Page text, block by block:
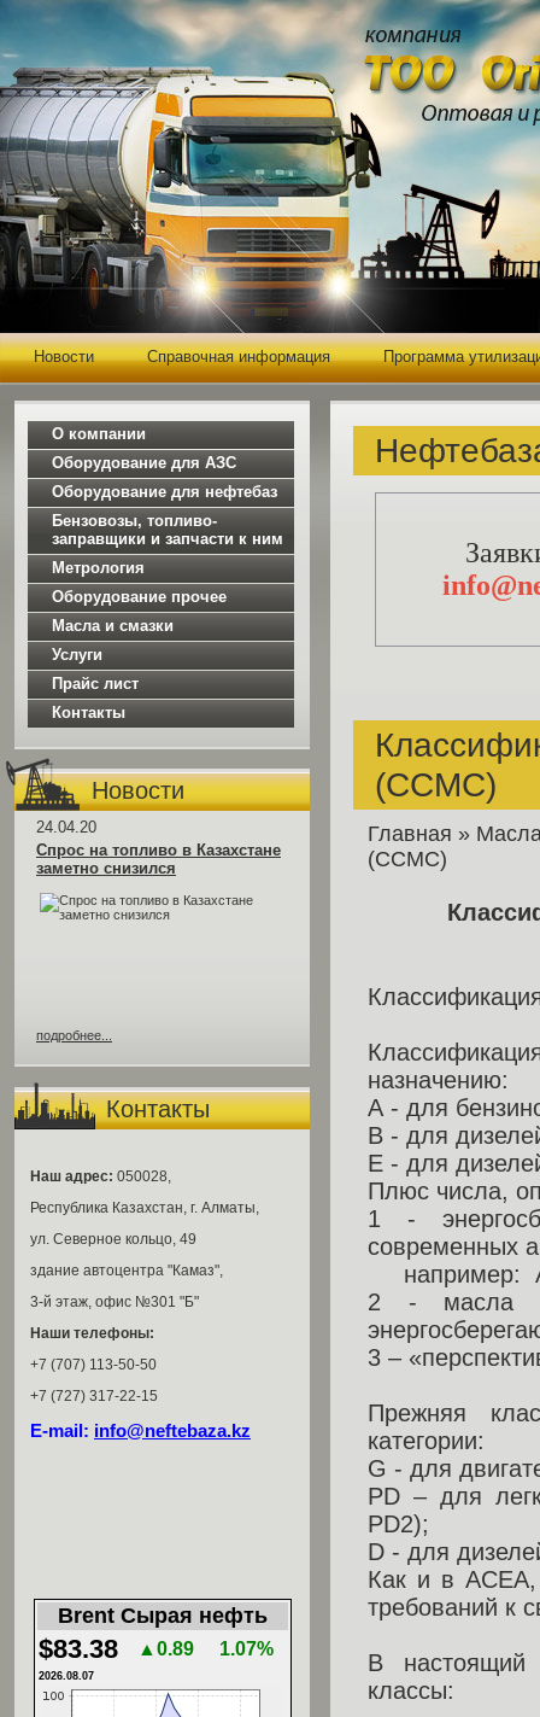
Новости Справочная информация Программа
(ССМС)
Главная »
(ССМС)
назначению:
А - для
В - для
E - для
Плюс числа,
1 -
современных
например:
2 - масла
3 –
Прежняя
категории:
G - для
PD – для
PD2);
D - для
Как и в АСЕА,
требований к
В
классы:
О компании
Оборудование для АЗС
Оборудование для нефтебаз
Бензовозы, топливо-
заправщики и запчасти к ним
Метрология
Оборудование прочее
Масла и смазки
Услуги
Прайс лист
Контакты
Новости
24.04.20
Спрос на топливо в Казахстане
заметно снизился
подробнее...
Контакты
Наш адрес: 050028,
Республика Казахстан, г. Алматы,
ул. Северное кольцо, 49
здание автоцентра "Камаз",
3-й этаж, офис №301 "Б"
Наши телефоны:
+7 (707) 113-50-50
+7 (727) 317-22-15
E-mail: info@neftebaza.kz
Brent Сырая нефть
$83.38 ▲0.89 1.07%
2026.08.07